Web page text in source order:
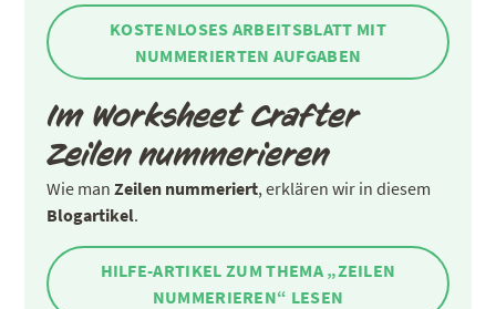
KOSTENLOSES ARBEITSBLATT MIT
NUMMERIERTEN AUFGABEN
Im Worksheet Crafter
Zeilen nummerieren
Wie manZeilen nummeriert, erklären wir in diesem
Blogartikel.
HILFE-ARTIKEL ZUM THEMA „ZEILEN
NUMMERIEREN“ LESEN